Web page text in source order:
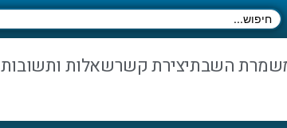
השבתיצירת קשרשאלות ותשובות